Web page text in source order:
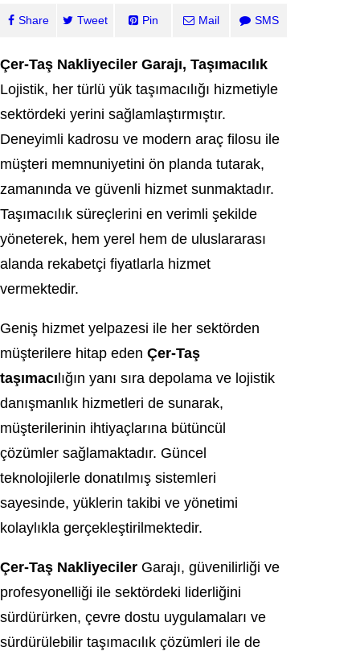
Share Tweet Pin Mail SMS
Çer-Taş Nakliyeciler Garajı, Taşımacılık
Lojistik, her türlü yük taşımacılığı hizmetiyle
sektördeki yerini sağlamlaştırmıştır.
Deneyimli kadrosu ve modern araç filosu ile
müşteri memnuniyetini ön planda tutarak,
zamanında ve güvenli hizmet sunmaktadır.
Taşımacılık süreçlerini en verimli şekilde
yöneterek, hem yerel hem de uluslararası
alanda rekabetçi fiyatlarla hizmet
vermektedir.
Geniş hizmet yelpazesi ile her sektörden
müşterilere hitap eden Çer-Taş
taşımacı lığın yanı sıra depolama ve lojistik
danışmanlık hizmetleri de sunarak,
müşterilerinin ihtiyaçlarına bütüncül
çözümler sağlamaktadır. Güncel
teknolojilerle donatılmış sistemleri
sayesinde, yüklerin takibi ve yönetimi
kolaylıkla gerçekleştirilmektedir.
Çer-Taş Nakliyeciler Garajı, güvenilirliği ve
profesyonelliği ile sektördeki liderliğini
sürdürürken, çevre dostu uygulamaları ve
sürdürülebilir taşımacılık çözümleri ile de